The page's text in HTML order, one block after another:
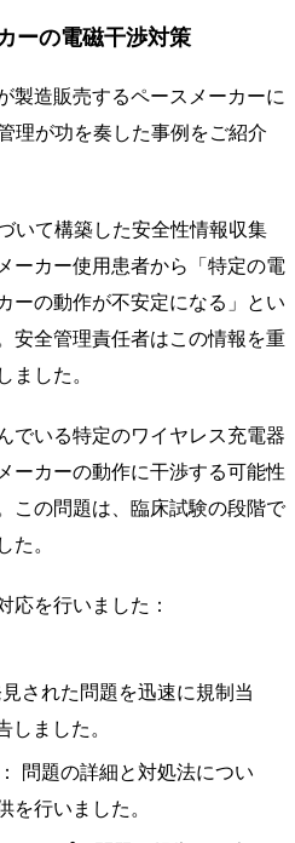
ーの電磁干渉対策
製造販売するペースメーカーに
理が功を奏した事例をご紹介
いて構築した安全性情報収集
ーカー使用患者から「特定の電
ーの動作が不安定になる」とい
安全管理責任者はこの情報を重
ました。
でいる特定のワイヤレス充電器
ーカーの動作に干渉する可能性
この問題は、臨床試験の段階で
た。
応を行いました：
見された問題を迅速に規制当
しました。
： 問題の詳細と対処法につい
を行いました。